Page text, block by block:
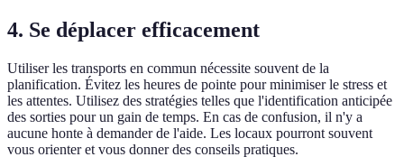
4. Se déplacer efficacement
Utiliser les transports en commun nécessite souvent de la
planification. Évitez les heures de pointe pour minimiser le stress et
les attentes. Utilisez des stratégies telles que l'identification anticipée
des sorties pour un gain de temps. En cas de confusion, il n'y a
aucune honte à demander de l'aide. Les locaux pourront souvent
vous orienter et vous donner des conseils pratiques.